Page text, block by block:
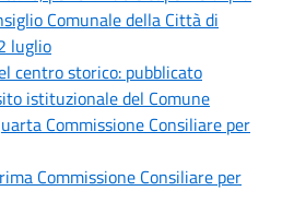
Comunale della Città di
luglio
centro storico: pubblicato
istituzionale del Comune
Commissione Consiliare per
Commissione Consiliare per